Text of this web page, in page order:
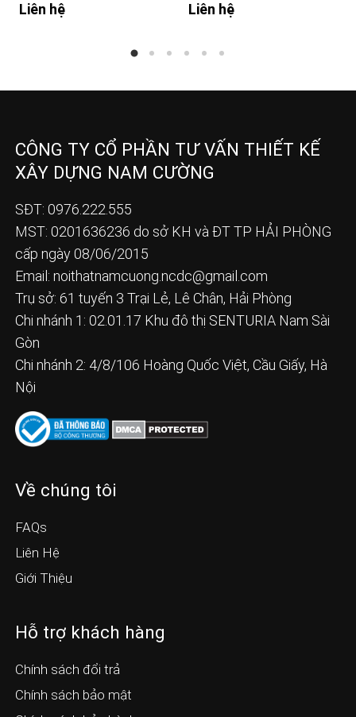
Liên hệ Liên hệ
CÔNG TY CỔ PHẦN TƯ VẤN THIẾT KẾ
XÂY DỰNG NAM CƯỜNG
SĐT: 0976.222.555
MST: 0201636236 do sở KH và ĐT TP HẢI PHÒNG
cấp ngày 08/06/2015
Email: noithatnamcuong.ncdc@gmail.com
Trụ sở: 61 tuyến 3 Trại Lẻ, Lê Chân, Hải Phòng
Chi nhánh 1: 02.01.17 Khu đô thị SENTURIA Nam Sài
Gòn
Chi nhánh 2: 4/8/106 Hoàng Quốc Việt, Cầu Giấy, Hà
Nội
Về chúng tôi
FAQs
Liên Hệ
Giới Thiệu
Hỗ trợ khách hàng
Chính sách đổi trả
Chính sách bảo mật